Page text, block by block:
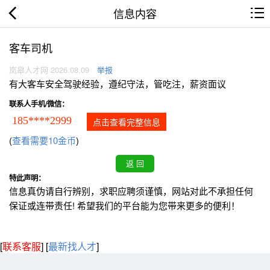
信息内容
客车司机
岚皋人才网 2026.08.09 举报
有大客车安全驾驶经验，遵纪守法，管吃注，薪资面议
联系人手机/微信：
185****2999 点击查看完整信息
(查看需要10金币)
特此声明：
信息真伪请自行辨别，求职应聘须谨慎，网站对此不承担任何
保证或连带责任! 希望我们的平台能为您带来更多的便利！
[联系客服] [最新找人才]